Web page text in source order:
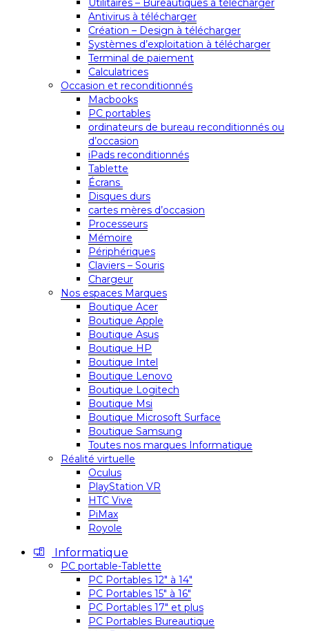
Utilitaires – Bureautiques à télécharger
Antivirus à télécharger
Création – Design à télécharger
Systèmes d’exploitation à télécharger
Terminal de paiement
Calculatrices
Occasion et reconditionnés
Macbooks
PC portables
ordinateurs de bureau reconditionnés ou
d’occasion
iPads reconditionnés
Tablette
Écrans
Disques durs
cartes mères d’occasion
Processeurs
Mémoire
Périphériques
Claviers – Souris
Chargeur
Nos espaces Marques
Boutique Acer
Boutique Apple
Boutique Asus
Boutique HP
Boutique Intel
Boutique Lenovo
Boutique Logitech
Boutique Msi
Boutique Microsoft Surface
Boutique Samsung
Toutes nos marques Informatique
Réalité virtuelle
Oculus
PlayStation VR
HTC Vive
PiMax
Royole
Informatique
PC portable-Tablette
PC Portables 12″ à 14″
PC Portables 15″ à 16″
PC Portables 17″ et plus
PC Portables Bureautique